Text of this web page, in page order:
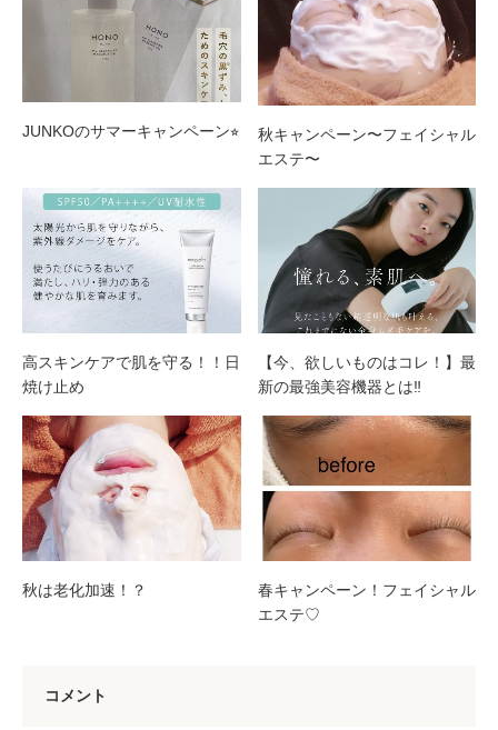
JUNKOのサマーキャンペーン⭐︎
秋キャンペーン〜フェイシャル
エステ〜
高スキンケアで肌を守る！！日
焼け止め
【今、欲しいものはコレ！】最
新の最強美容機器とは‼️
秋は老化加速！？
春キャンペーン！フェイシャル
エステ♡
コメント